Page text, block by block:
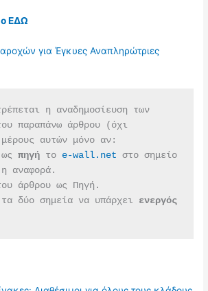
ΕΔΩ
για Έγκυες Αναπληρώτριες
η αναδημοσίευση των
παραπάνω άρθρου (όχι
αυτών μόνο αν:
πηγή το e-wall.net στο σημείο
αναφορά.
άρθρου ως Πηγή.
δύο σημεία να υπάρχει
ενεργός